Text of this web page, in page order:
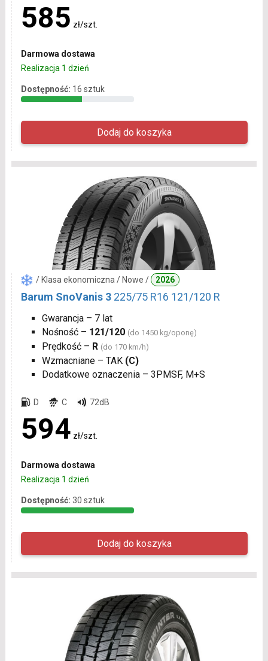
585 zł/szt.
Darmowa dostawa
Realizacja 1 dzień
Dostępność: 16 sztuk
/ Klasa ekonomiczna / Nowe / 2026
Barum SnoVanis 3 225/75 R16 121/120 R
Gwarancja – 7 lat
Nośność – 121/120 (do 1450 kg/oponę)
Prędkość – R (do 170 km/h)
Wzmacniane – TAK (C)
Dodatkowe oznaczenia – 3PMSF, M+S
D C 72dB
594 zł/szt.
Darmowa dostawa
Realizacja 1 dzień
Dostępność: 30 sztuk